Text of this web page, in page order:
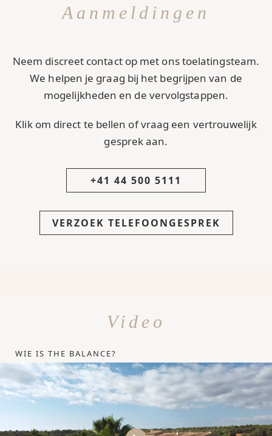
Aanmeldingen
Neem discreet contact op met ons toelatingsteam.
We helpen je graag bij het begrijpen van de
mogelijkheden en de vervolgstappen.
Klik om direct te bellen of vraag een vertrouwelijk
gesprek aan.
+41 44 500 5111
VERZOEK TELEFOONGESPREK
Video
WIE IS THE BALANCE?